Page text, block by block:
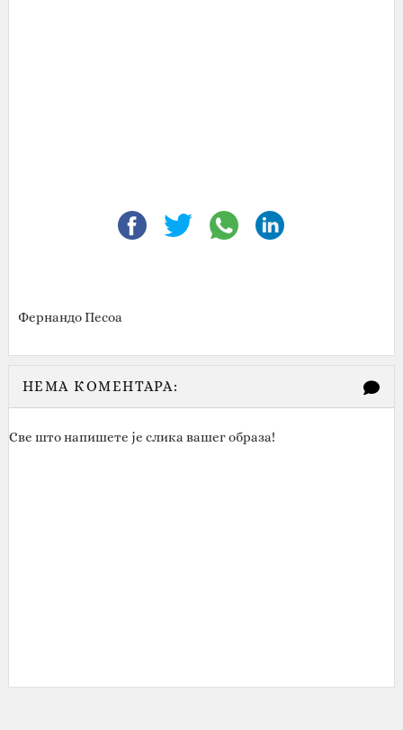
Фернандо Песоа
НЕМА КОМЕНТАРА:
Све што напишете је слика вашег образа!